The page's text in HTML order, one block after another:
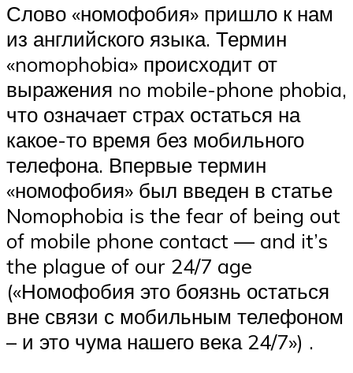
Слово «номофобия» пришло к нам
из английского языка. Термин
«nomophobia» происходит от
выражения no mobile-phone phobia,
что означает страх остаться на
какое-то время без мобильного
телефона. Впервые термин
«номофобия» был введен в статье
Nomophobia is the fear of being out
of mobile phone contact — and it’s
the plague of our 24/7 age
(«Номофобия это боязнь остаться
вне связи с мобильным телефоном
– и это чума нашего века 24/7») .